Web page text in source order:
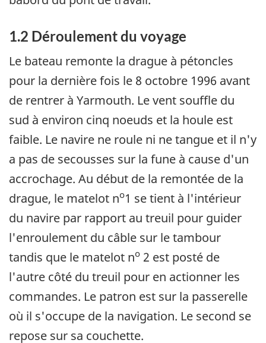
1.2 Déroulement du voyage
Le bateau remonte la drague à pétoncles
pour la dernière fois le 8 octobre 1996 avant
de rentrer à Yarmouth. Le vent souffle du
sud à environ cinq noeuds et la houle est
faible. Le navire ne roule ni ne tangue et il n'y
a pas de secousses sur la fune à cause d'un
accrochage. Au début de la remontée de la
drague, le matelot no1 se tient à l'intérieur
du navire par rapport au treuil pour guider
l'enroulement du câble sur le tambour
tandis que le matelot no 2 est posté de
l'autre côté du treuil pour en actionner les
commandes. Le patron est sur la passerelle
où il s'occupe de la navigation. Le second se
repose sur sa couchette.